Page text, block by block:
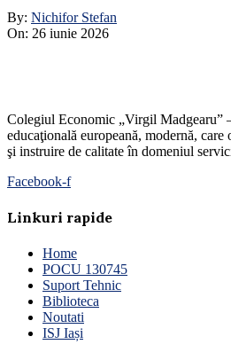
By: Nichifor Stefan
On: 26 iunie 2026
Colegiul Economic „Virgil Madgearu”
educaţională europeană, modernă,
şi instruire de calitate în domeniul
Facebook-f
Linkuri rapide
Home
POCU 130745
Suport Tehnic
Biblioteca
Noutati
ISJ Iași